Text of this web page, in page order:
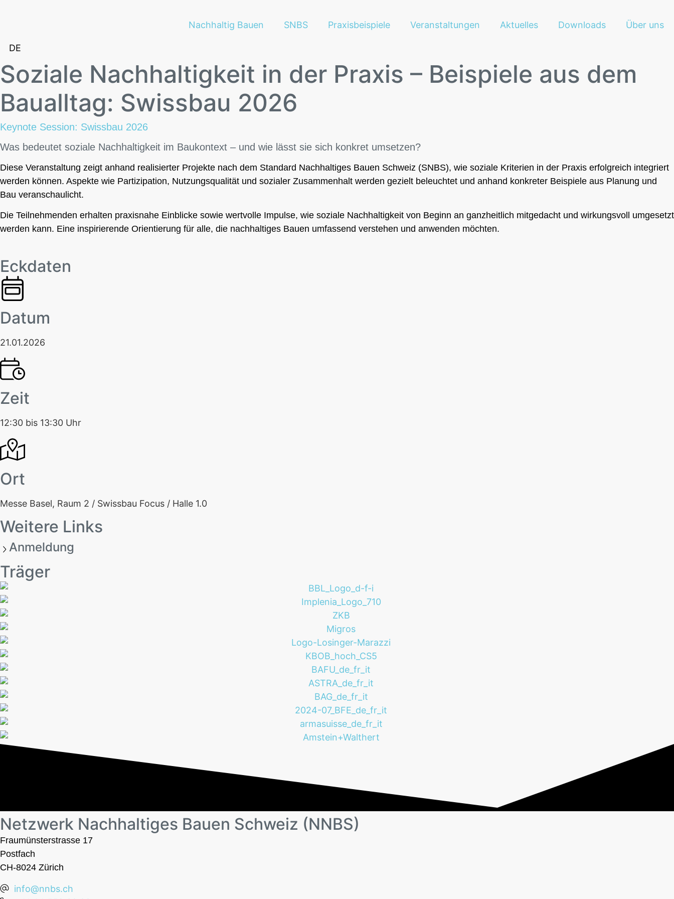
Nachhaltig Bauen SNBS Praxisbeispiele Veranstaltungen Aktuelles Downloads Über uns
DE
Soziale Nachhaltigkeit in der Praxis – Beispiele aus dem
Baualltag: Swissbau 2026
Keynote Session: Swissbau 2026
Was bedeutet soziale Nachhaltigkeit im Baukontext – und wie lässt sie sich konkret umsetzen?
Diese Veranstaltung zeigt anhand realisierter Projekte nach dem Standard Nachhaltiges Bauen Schweiz (SNBS), wie soziale Kriterien in der Praxis erfolgreich integriert
werden können. Aspekte wie Partizipation, Nutzungsqualität und sozialer Zusammenhalt werden gezielt beleuchtet und anhand konkreter Beispiele aus Planung und
Bau veranschaulicht.
Die Teilnehmenden erhalten praxisnahe Einblicke sowie wertvolle Impulse, wie soziale Nachhaltigkeit von Beginn an ganzheitlich mitgedacht und wirkungsvoll umgesetzt
werden kann. Eine inspirierende Orientierung für alle, die nachhaltiges Bauen umfassend verstehen und anwenden möchten.
Eckdaten
Datum
21.01.2026
Zeit
12:30 bis 13:30 Uhr
Ort
Messe Basel, Raum 2 / Swissbau Focus / Halle 1.0
Weitere Links
Anmeldung
Träger
Netzwerk Nachhaltiges Bauen Schweiz (NNBS)
Fraumünsterstrasse 17
Postfach
CH-8024 Zürich
info@nnbs.ch